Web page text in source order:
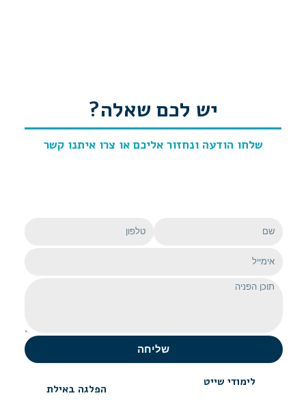
יש לכם שאלה?
שלחו הודעה ונחזור אליכםאו צרו איתנו קשר
הודעה
שליחה
לימודי שייט
הפלגה באילת